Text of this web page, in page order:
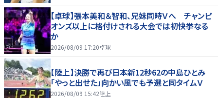
【卓球】張本美和＆智和、兄妹同時Ｖへ チャンピ
オンズ以上に格付けされる大会では初快挙なる
か
2026/08/09 17:20卓球
【陸上】決勝で再び日本新12秒62の中島ひとみ
「やっと出せた」向かい風でも予選と同タイムＶ
2026/08/09 15:42陸上